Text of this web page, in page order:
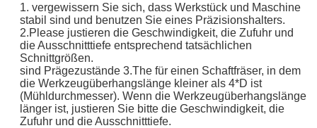
1. vergewissern Sie sich, dass Werkstück und Maschine
stabil sind und benutzen Sie eines Präzisionshalters.
2.Please justieren die Geschwindigkeit, die Zufuhr und
die Ausschnitttiefe entsprechend tatsächlichen
Schnittgrößen.
sind Prägezustände 3.The für einen Schaftfräser, in dem
die Werkzeugüberhangslänge kleiner als 4*D ist
(Mühldurchmesser). Wenn die Werkzeugüberhangslänge
länger ist, justieren Sie bitte die Geschwindigkeit, die
Zufuhr und die Ausschnitttiefe.